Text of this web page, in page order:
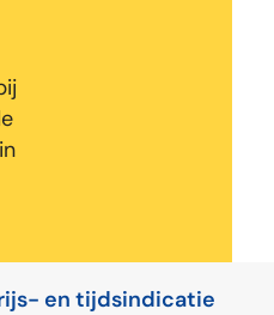
en tijdsindicatie